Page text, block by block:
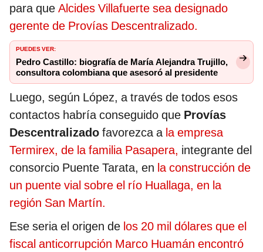
para que Alcides Villafuerte sea designado
gerente de Provías Descentralizado.
PUEDES VER:
Pedro Castillo: biografía de María Alejandra Trujillo,
consultora colombiana que asesoró al presidente
Luego, según López, a través de todos esos
contactos habría conseguido que Provías
Descentralizado favorezca a la empresa
Termirex, de la familia Pasapera, integrante del
consorcio Puente Tarata, en la construcción de
un puente vial sobre el río Huallaga, en la
región San Martín.
Ese seria el origen de los 20 mil dólares que el
fiscal anticorrupción Marco Huamán encontró